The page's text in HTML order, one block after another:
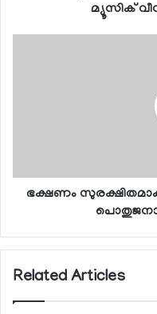
മ്യൂസിക്
ഭക്ഷണം
Related Articles